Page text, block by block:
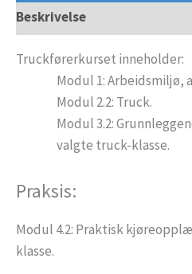
Beskrivelse
Truckførerkurset inneholder:
Modul 1: Arbeidsmiljø,
Modul 2.2: Truck.
Modul 3.2:
valgte truck-klasse.
Praksis:
Modul 4.2: Praktisk
klasse.